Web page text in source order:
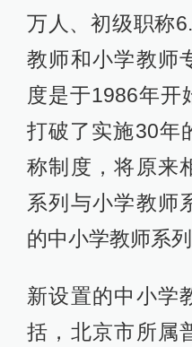
万人、初级职称
教师和小学教师
度是于1986年开
打破了实施30年
称制度，将原来
系列与小学教师
的中小学教师系列
新设置的中小学
括，北京市所属